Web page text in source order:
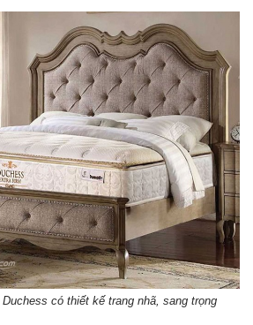
có thiết kế trang nhã, sang trọng